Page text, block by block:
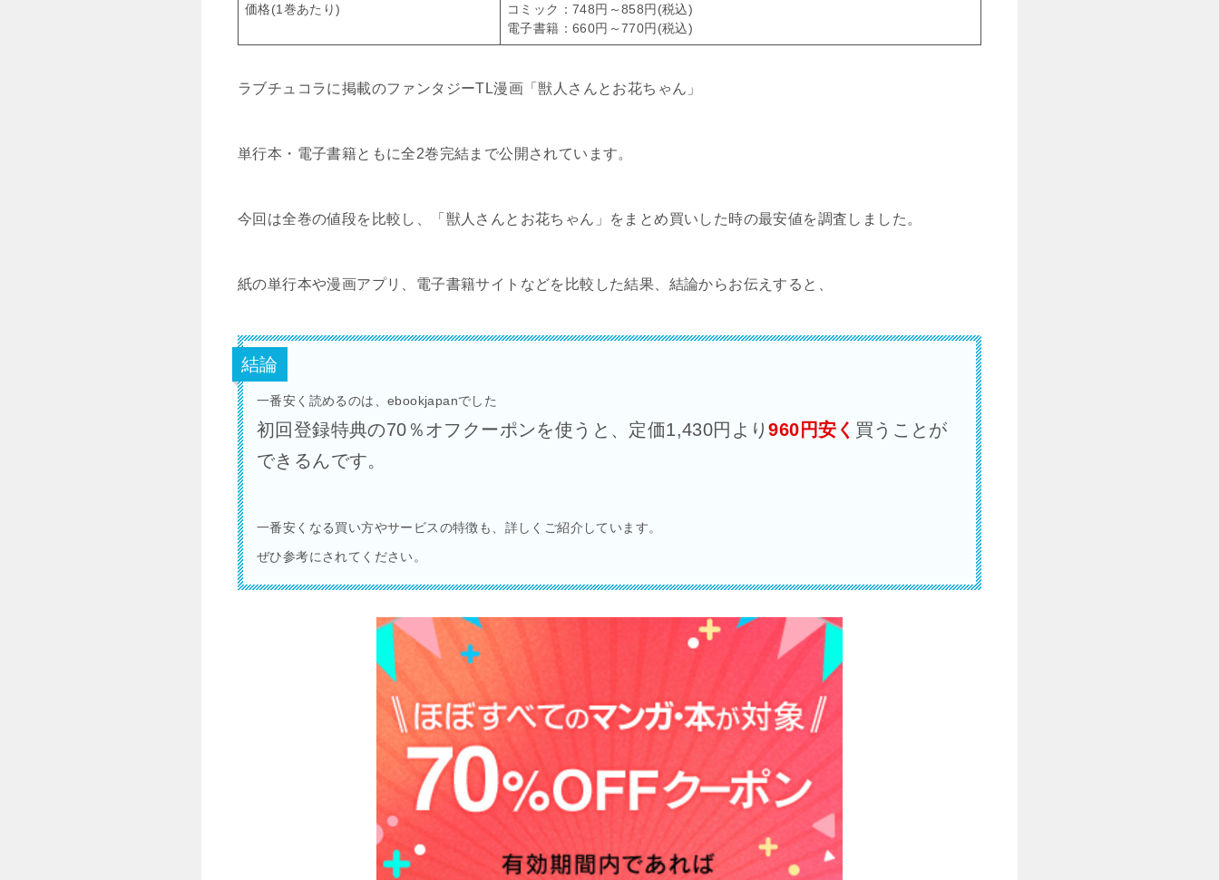
価格(1巻あたり)
コミック：748円～858円(税込)
電子書籍：660円～770円(税込)
ラブチュコラに掲載のファンタジーTL漫画「獣人さんとお花ちゃん」
単行本・電子書籍ともに全2巻完結まで公開されています。
今回は全巻の値段を比較し、「獣人さんとお花ちゃん」をまとめ買いした時の最安値を調査しました。
紙の単行本や漫画アプリ、電子書籍サイトなどを比較した結果、結論からお伝えすると、
結論
一番安く読めるのは、ebookjapanでした
初回登録特典の70％オフクーポンを使うと、定価1,430円より960円安く 買うことが
できるんです。
一番安くなる買い方やサービスの特徴も、詳しくご紹介しています。
ぜひ参考にされてください。